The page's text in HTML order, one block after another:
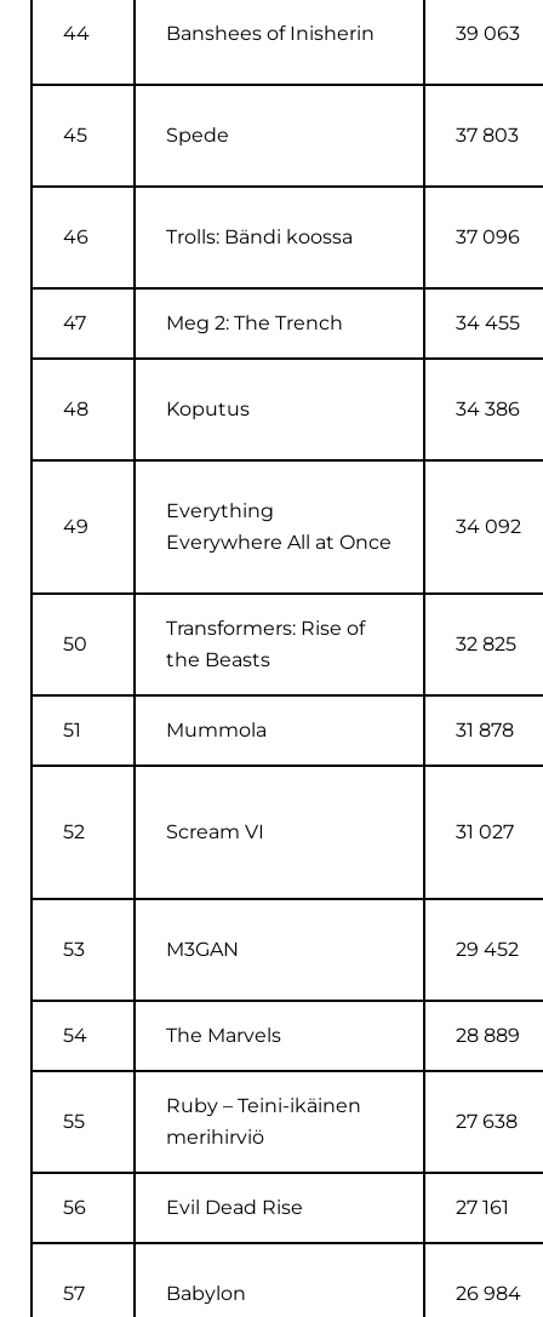
44 Banshees of Inisherin 39 063
45 Spede 37 803
46 Trolls: Bändi koossa 37 096
47 Meg 2: The Trench 34 455
48 Koputus 34 386
49
Everything
Everywhere All at Once
34 092
50
Transformers: Rise of
the Beasts
32 825
51 Mummola 31 878
52 Scream VI 31 027
53 M3GAN 29 452
54 The Marvels 28 889
55
Ruby – Teini-ikäinen
merihirviö
27 638
56 Evil Dead Rise 27 161
57 Babylon 26 984